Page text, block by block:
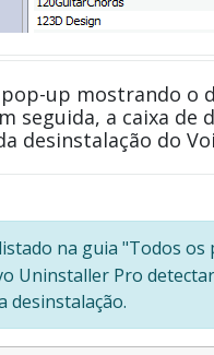
up mostrando o
seguida, a caixa
desinstalação do
listado na guia "Todos
Uninstaller Pro
desinstalação.